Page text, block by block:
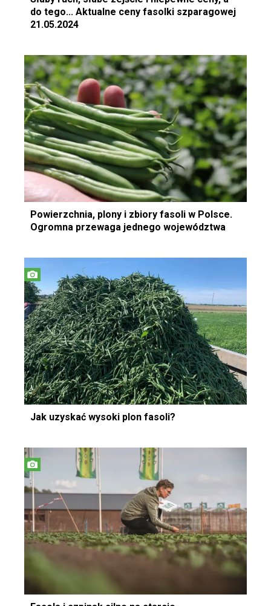
do tego... Aktualne ceny fasolki szparagowej
21.05.2024
Powierzchnia, plony i zbiory fasoli w Polsce.
Ogromna przewaga jednego województwa
Jak uzyskać wysoki plon fasoli?